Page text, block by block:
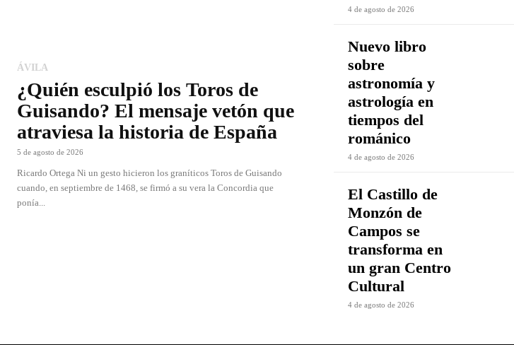
ÁVILA
¿Quién esculpió los Toros de
Guisando? El mensaje vetón que
atraviesa la historia de España
5 de agosto de 2026
Ricardo Ortega Ni un gesto hicieron los graníticos Toros de Guisando
cuando, en septiembre de 1468, se firmó a su vera la Concordia que
ponía...
4 de agosto de 2026
Nuevo libro
sobre
astronomía y
astrología en
tiempos del
románico
4 de agosto de 2026
El Castillo de
Monzón de
Campos se
transforma en
un gran Centro
Cultural
4 de agosto de 2026